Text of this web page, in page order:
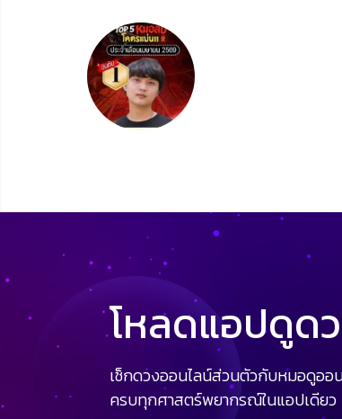
โหลดแอปดูด
เช็กดวงออนไลน์ส่วนตัวกับหมอดูออ
ครบทุกศาสตร์พยากรณ์ในแอปเดียว